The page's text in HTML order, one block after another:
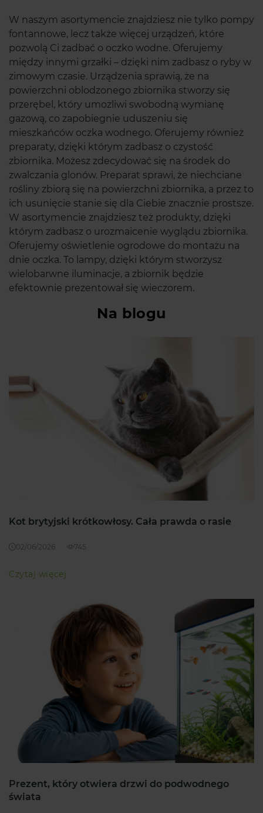
W naszym asortymencie znajdziesz nie tylko pompy
fontannowe, lecz także więcej urządzeń, które
pozwolą Ci zadbać o oczko wodne. Oferujemy
między innymi grzałki – dzięki nim zadbasz o ryby w
zimowym czasie. Urządzenia sprawią, że na
powierzchni oblodzonego zbiornika stworzy się
przerębel, który umożliwi swobodną wymianę
gazową, co zapobiegnie uduszeniu się
mieszkańców oczka wodnego. Oferujemy również
preparaty, dzięki którym zadbasz o czystość
zbiornika. Możesz zdecydować się na środek do
zwalczania glonów. Preparat sprawi, że niechciane
rośliny zbiorą się na powierzchni zbiornika, a przez to
ich usunięcie stanie się dla Ciebie znacznie prostsze.
W asortymencie znajdziesz też produkty, dzięki
którym zadbasz o urozmaicenie wyglądu zbiornika.
Oferujemy oświetlenie ogrodowe do montażu na
dnie oczka. To lampy, dzięki którym stworzysz
wielobarwne iluminacje, a zbiornik będzie
efektownie prezentował się wieczorem.
Na blogu
Kot brytyjski krótkowłosy. Cała prawda o rasie
02/06/2026 745
Czytaj więcej
Prezent, który otwiera drzwi do podwodnego
świata